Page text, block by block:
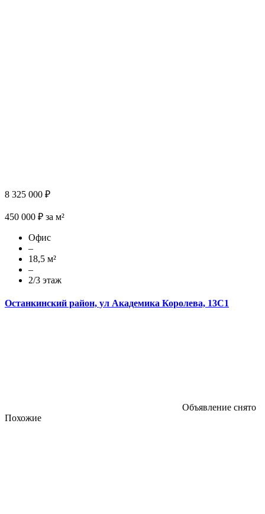
8 325 000 ₽
450 000 ₽ за м²
Офис
–
18,5 м²
–
2/3 этаж
Останкинский район, ул Академика Королева, 13С1
Объявление снято
Похожие